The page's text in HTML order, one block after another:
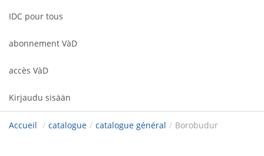
IDC pour tous
abonnement VàD
accès VàD
Kirjaudu sisään
Accueil / catalogue / catalogue général / Borobudur